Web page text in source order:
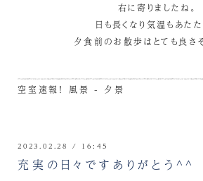
右に寄りましたね。
日も長くなり気温もあたた
夕食前のお散歩はとても良さ
空室速報！ 風景 - 夕景
2023.02.28 / 16:45
充実の日々ですありがとう^^